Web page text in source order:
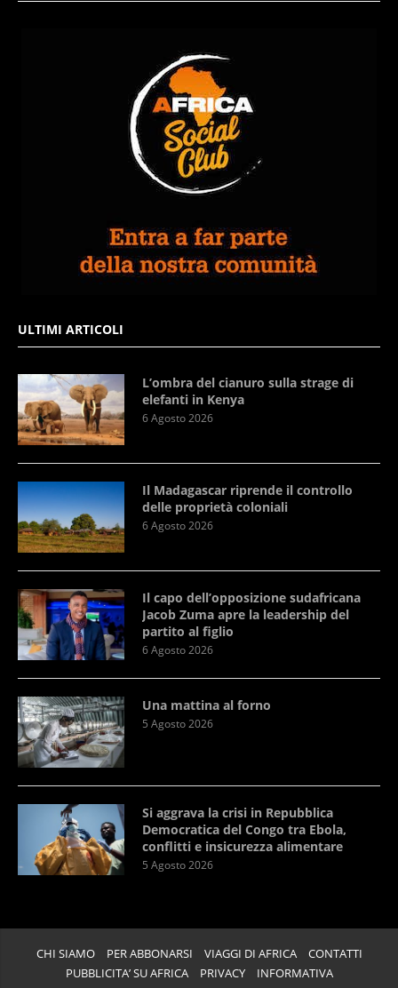
ULTIMI ARTICOLI
L’ombra del cianuro sulla strage di
elefanti in Kenya
6 Agosto 2026
Il Madagascar riprende il controllo
delle proprietà coloniali
6 Agosto 2026
Il capo dell’opposizione sudafricana
Jacob Zuma apre la leadership del
partito al figlio
6 Agosto 2026
Una mattina al forno
5 Agosto 2026
Si aggrava la crisi in Repubblica
Democratica del Congo tra Ebola,
conflitti e insicurezza alimentare
5 Agosto 2026
CHI SIAMO PER ABBONARSI VIAGGI DI AFRICA
CONTATTI
PUBBLICITA’ SU AFRICA
PRIVACY INFORMATIVA